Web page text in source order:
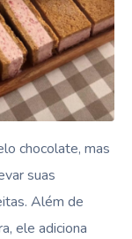
chocolate, mas
suas
Além de
ele adiciona